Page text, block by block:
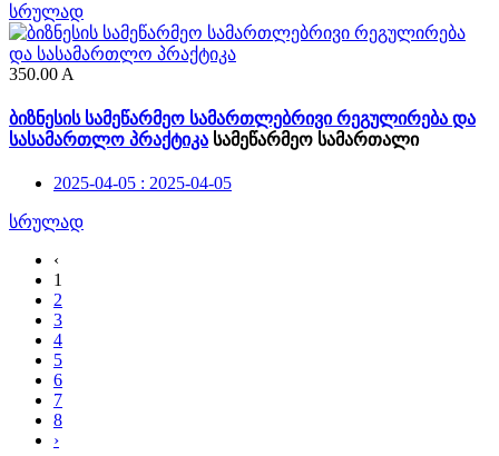
სრულად
350.00 A
ბიზნესის სამეწარმეო სამართლებრივი რეგულირება და
სასამართლო პრაქტიკა სამეწარმეო სამართალი
2025-04-05 : 2025-04-05
სრულად
‹
1
2
3
4
5
6
7
8
›